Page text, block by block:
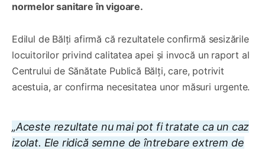
normelor sanitare în vigoare.
Edilul de Bălți afirmă că rezultatele confirmă sesizările
locuitorilor privind calitatea apei și invocă un raport al
Centrului de Sănătate Publică Bălți, care, potrivit
acestuia, ar confirma necesitatea unor măsuri urgente.
„Aceste rezultate nu mai pot fi tratate ca un caz
izolat. Ele ridică semne de întrebare extrem de